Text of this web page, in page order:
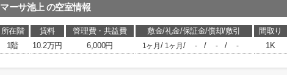
マーサ池上 の空室情報
所在階 賃料 管理費・共益費 敷金/礼金/保証金/償却/敷引 間取り
1階
10.2万円 6,000円 1ヶ月 / 1ヶ月 / - / - / - 1K